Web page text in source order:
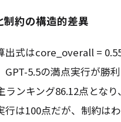
制約の構造的差異
出式はcore_overall =
GPT-5.5の満点実行が勝
ランキング86.12点とな
行は100点だが、制約は